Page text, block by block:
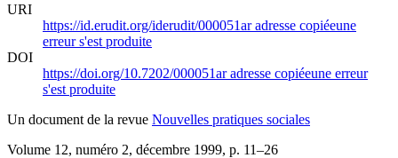
URI
https://id.erudit.org/iderudit/000051aradresse copiéeune
erreur s'est produite
DOI
https://doi.org/10.7202/000051aradresse copiéeune erreur
s'est produite
Un document de la revue Nouvelles pratiques sociales
Volume 12, numéro 2, décembre 1999, p. 11–26